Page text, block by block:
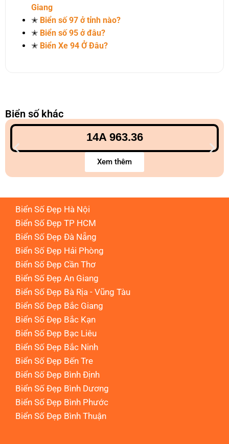
Giang
✭ Biển số 97 ở tỉnh nào?
✭ Biển số 95 ở đâu?
✭ Biển Xe 94 Ở Đâu?
Biển số khác
14A 963.36
Xem thêm
Biển Số Đẹp Hà Nội
Biển Số Đẹp TP HCM
Biển Số Đẹp Đà Nẵng
Biển Số Đẹp Hải Phòng
Biển Số Đẹp Cần Thơ
Biển Số Đẹp An Giang
Biển Số Đẹp Bà Rịa - Vũng Tàu
Biển Số Đẹp Bắc Giang
Biển Số Đẹp Bắc Kạn
Biển Số Đẹp Bạc Liêu
Biển Số Đẹp Bắc Ninh
Biển Số Đẹp Bến Tre
Biển Số Đẹp Bình Định
Biển Số Đẹp Bình Dương
Biển Số Đẹp Bình Phước
Biển Số Đẹp Bình Thuận